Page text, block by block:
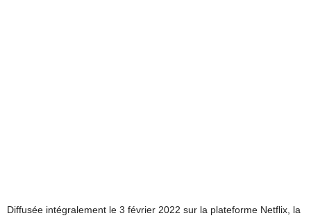
Diffusée intégralement le 3 février 2022 sur la plateforme Netflix, la